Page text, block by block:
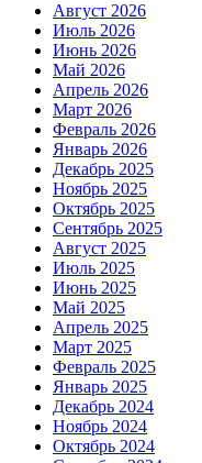
Август 2026
Июль 2026
Июнь 2026
Май 2026
Апрель 2026
Март 2026
Февраль 2026
Январь 2026
Декабрь 2025
Ноябрь 2025
Октябрь 2025
Сентябрь 2025
Август 2025
Июль 2025
Июнь 2025
Май 2025
Апрель 2025
Март 2025
Февраль 2025
Январь 2025
Декабрь 2024
Ноябрь 2024
Октябрь 2024